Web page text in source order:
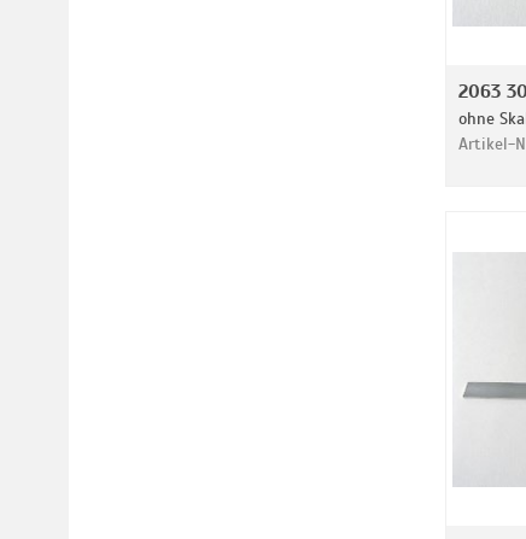
2063
ohne
Artikel-